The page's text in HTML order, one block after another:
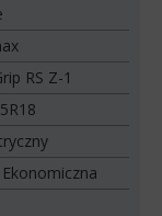
RS Z-1
Ekonomiczna